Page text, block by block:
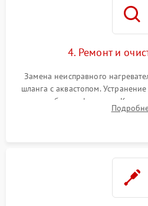
4. Ремонт и
Замена неисправного
шланга с аквастопом.
патрубках и фильтрах.
управления, восстановление